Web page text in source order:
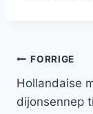
FORRIGE
Hollandaise
dijonsennep